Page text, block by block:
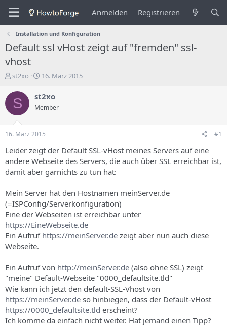
Anmelden Registrieren
Installation und Konfiguration
Default ssl vHost zeigt auf "fremden" ssl-
vhost
E
s
t
e
e
r
e
s
h
e
m
a
s
st2xo
E
s
e
u
n
g
s
d
t
u
m
16. März 2015
S st2xo
Member
16. März 2015 #1
Leider zeigt der Default SSL-vHost meines Servers auf eine
andere Webseite des Servers, die auch über SSL erreichbar ist,
damit aber garnichts zu tun hat:
Mein Server hat den Hostnamen meinServer.de
(=ISPConfig/Serverkonfiguration)
Eine der Webseiten ist erreichbar unter
https://EineWebseite.de
Ein Aufruf https://meinServer.de zeigt aber nun auch diese
Webseite.
Ein Aufruf von http://meinServer.de (also ohne SSL) zeigt
"meine" Default-Webseite "0000_defaultsite.tld"
Wie kann ich jetzt den default-SSL-Vhost von
https://meinServer.de so hinbiegen, dass der Default-vHost
https://0000_defaultsite.tld erscheint?
Ich komme da einfach nicht weiter. Hat jemand einen Tipp?